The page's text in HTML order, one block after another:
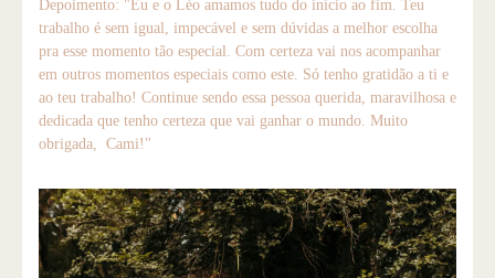
Depoimento: "Eu e o Léo amamos tudo do início ao fim. Teu
trabalho é sem igual, impecável e sem dúvidas a melhor escolha
pra esse momento tão especial. Com certeza vai nos acompanhar
em outros momentos especiais como este. Só tenho gratidão a ti e
ao teu trabalho! Continue sendo essa pessoa querida, maravilhosa e
dedicada que tenho certeza que vai ganhar o mundo. Muito
obrigada, Cami!"